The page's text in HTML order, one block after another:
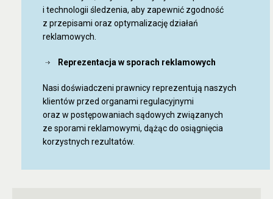
i technologii śledzenia, aby zapewnić zgodność
z przepisami oraz optymalizację działań
reklamowych.
Reprezentacja w sporach reklamowych
Nasi doświadczeni prawnicy reprezentują naszych
klientów przed organami regulacyjnymi
oraz w postępowaniach sądowych związanych
ze sporami reklamowymi, dążąc do osiągnięcia
korzystnych rezultatów.